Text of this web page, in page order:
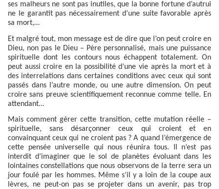
ses malheurs ne sont pas inutiles, que la bonne fortune d’autrui
ne le garantit pas nécessairement d’une suite favorable après
sa mort,…
Et malgré tout, mon message est de dire que l’on peut croire en
Dieu, non pas le Dieu – Père personnalisé, mais une puissance
spirituelle dont les contours nous échappent totalement. On
peut aussi croire en la possibilité d’une vie après la mort et à
des interrelations dans certaines conditions avec ceux qui sont
passés dans l’autre monde, ou une autre dimension. On peut
croire sans preuve scientifiquement reconnue comme telle. En
attendant…
Mais comment gérer cette transition, cette mutation réelle –
spirituelle, sans désarçonner ceux qui croient et en
convainquant ceux qui ne croient pas ? A quand l’émergence de
cette pensée universelle qui nous réunira tous. Il n’est pas
interdit d’imaginer que le sol de planètes évoluant dans les
lointaines constellations que nous observons de la terre sera un
jour foulé par les hommes. Même s’il y a loin de la coupe aux
lèvres, ne peut-on pas se projeter dans un avenir, pas trop